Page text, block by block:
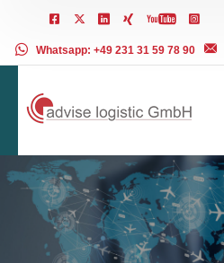
Whatsapp: +49 231 31 59 78 90